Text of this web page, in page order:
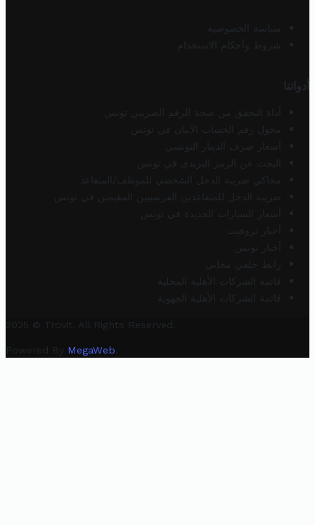
سياسة الخصوصية
شروط وأحكام الاستخدام
أدواتنا
أداة التحقق من صحة الرقم الضريبي تونس
محول رقم الحساب الآيبان في تونس
أسعار صرف الدينار التونسي
البحث عن الرمز البريدي في تونس
محاكي ضريبة الدخل الشخصي للموظف/المتقاعد
ضريبة الدخل للمتقاعدين الفرنسيين المقيمين في تونس
أسعار السيارات الجديدة في تونس
أخبار تروفيت
أخبار تونس
رابط خلفي مجاني
قائمة الشركات الأهلية المحلية
قائمة الشركات الأهلية الجهوية
2025 © Trovit. All Rights Reserved.
Powered By MegaWeb